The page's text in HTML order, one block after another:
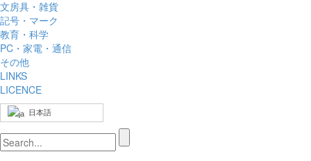
文房具・雑貨
記号・マーク
教育・科学
PC・家電・通信
その他
LINKS
LICENCE
日本語